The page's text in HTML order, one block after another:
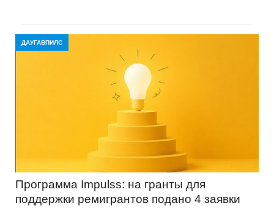
ДАУГАВПИЛС
Программа Impulss: на гранты для
поддержки ремигрантов подано 4 заявки